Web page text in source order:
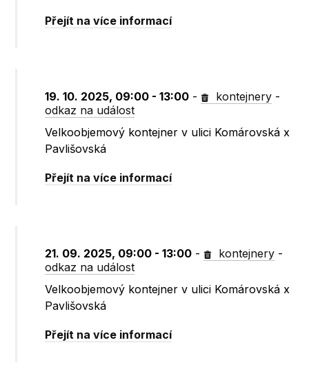
Přejít na více informací
19. 10. 2025, 09:00 - 13:00 - kontejnery -
odkaz na událost
Velkoobjemový kontejner v ulici Komárovská x
Pavlišovská
Přejít na více informací
21. 09. 2025, 09:00 - 13:00 - kontejnery -
odkaz na událost
Velkoobjemový kontejner v ulici Komárovská x
Pavlišovská
Přejít na více informací